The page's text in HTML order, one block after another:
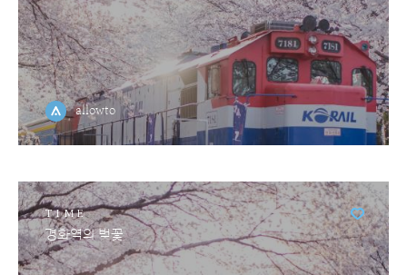
allowto
TIME
경화역의 벚꽃